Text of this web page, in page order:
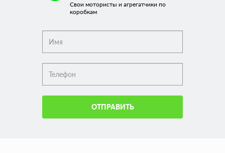
Свои мотористы и агрегатчики по
коробкам
ОТПРАВИТЬ